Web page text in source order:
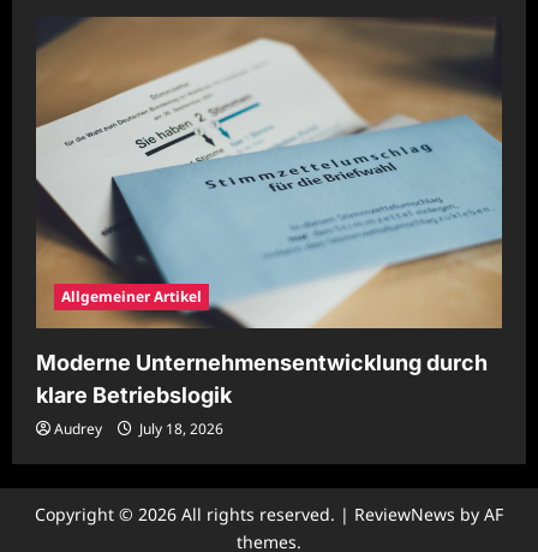
Allgemeiner Artikel
Moderne Unternehmensentwicklung durch
klare Betriebslogik
Audrey July 18, 2026
Copyright © 2026 All rights reserved. | ReviewNews by AF
themes.